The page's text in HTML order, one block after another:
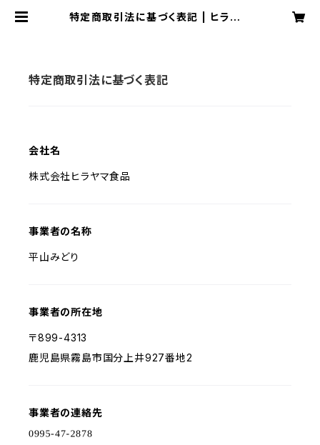
特定商取引法に基づく表記 | ヒラヤマ
特定商取引法に基づく表記
会社名
株式会社ヒラヤマ食品
事業者の名称
平山みどり
事業者の所在地
〒899-4313
鹿児島県霧島市国分上井927番地2
事業者の連絡先